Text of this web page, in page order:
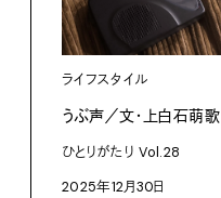
ライフスタイル
うぶ声／文・上白石萌歌
ひとりがたり Vol.28
2025年12月30日